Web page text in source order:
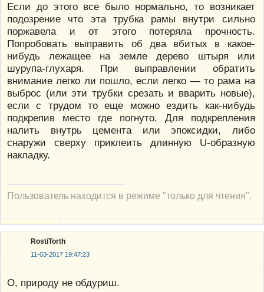
Если до этого все было нормально, то возникает
подозрение что эта трубка рамы внутри сильно
поржавела и от этого потеряла прочность.
Попробовать выправить об два вбитых в какое-
нибудь лежащее на земле дерево штыря или
шурупа-глухаря. При выправлении обратить
внимание легко ли пошло, если легко — то рама на
выброс (или эти трубки срезать и вварить новые),
если с трудом то еще можно ездить как-нибудь
подкрепив место где погнуто. Для подкрепления
налить внутрь цемента или эпоксидки, либо
снаружи сверху приклеить длинную U-образную
накладку.
Пользователь находится в режиме "только для чтения".
RostiTorth
11-03-2017 19:47:23
О, природу не обдуриш.